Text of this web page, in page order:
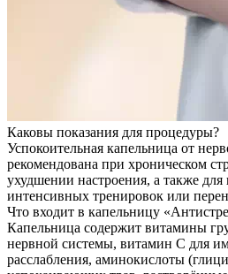
Каковы показания для процедуры?
Успокоительная капельница от
рекомендована при хроническом
ухудшении настроения, а также для
интенсивных тренировок или
Что входит в капельницу
Капельница содержит витамины
нервной системы, витамин C для
расслабления, аминокислоты